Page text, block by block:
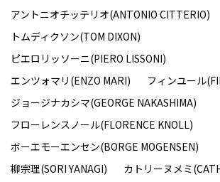
アントニオチッテリオ(ANTONIO CITTERIO)
トムディクソン(TOM DIXON)
ピエロリッソーニ(PIERO LISSONI)
エンツォマリ(ENZO MARI)
フィンユール
ジョージナカシマ(GEORGE NAKASHIMA)
フローレンスノール(FLORENCE KNOLL)
ボーエモーエンセン(BORGE MOGENSEN)
柳宗理(SORI YANAGI)
カトリーヌメミ